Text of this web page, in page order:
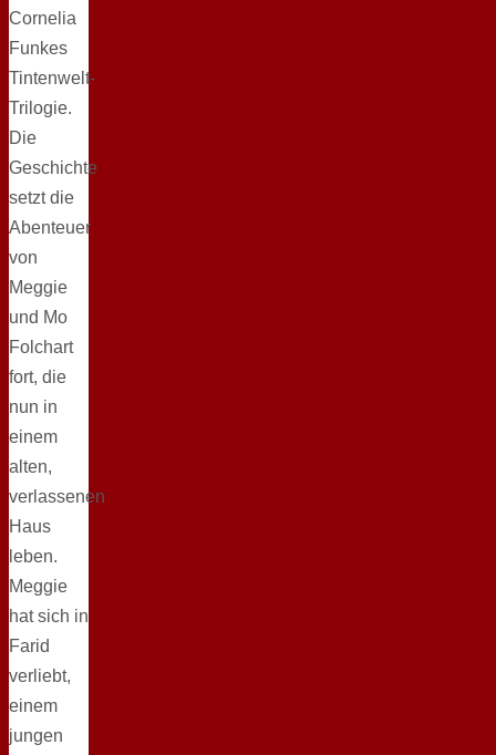
Cornelia
Funkes
Tintenwelt-
Trilogie.
Die
Geschichte
setzt die
Abenteuer
von
Meggie
und Mo
Folchart
fort, die
nun in
einem
alten,
verlassenen
Haus
leben.
Meggie
hat sich in
Farid
verliebt,
einem
jungen